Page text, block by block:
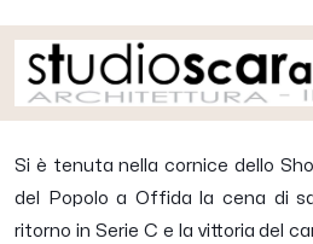
Si è tenuta nella cornice dello
del Popolo a Offida la cena di
ritorno in Serie C e la vittoria del